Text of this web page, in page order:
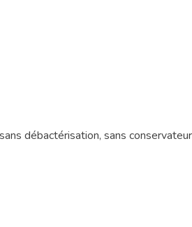
débactérisation, sans